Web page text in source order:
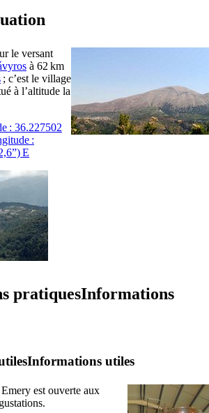
le versant
à 62 km
; c’est le village
à l’altitude la
: 36.227502
:
E
Informations
Informations utiles
est ouverte aux